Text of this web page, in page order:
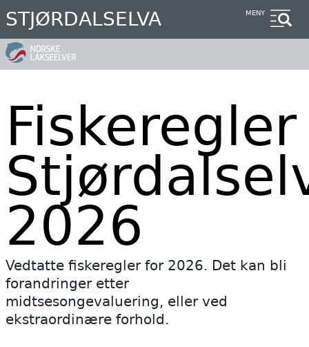
Hopp
til
hovedinnhold
STJØRDALSELVA MENY
Fiskeregler
2026
Vedtatte fiskeregler for 2026. Det kan bli
forandringer etter
midtsesongevaluering, eller ved
ekstraordinære forhold.